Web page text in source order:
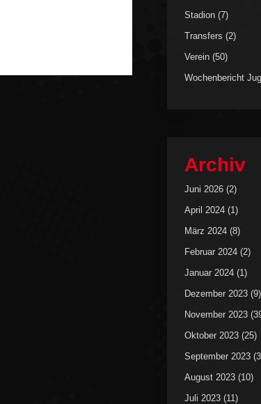
Stadion (7)
Transfers (2)
Verein (50)
Wochenbericht
Archiv
Juni 2026 (2)
April 2024 (1)
März 2024 (8)
Februar 2024 (2)
Januar 2024 (1)
Dezember 2023 (9)
November 2023
Oktober 2023 (25)
September 2023
August 2023 (10)
Juli 2023 (11)